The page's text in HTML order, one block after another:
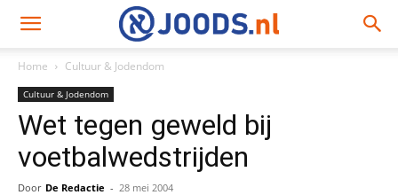
Home Cultuur & Jodendom
Cultuur & Jodendom
Wet tegen geweld bij
voetbalwedstrijden
Door De Redactie - 28 mei 2004